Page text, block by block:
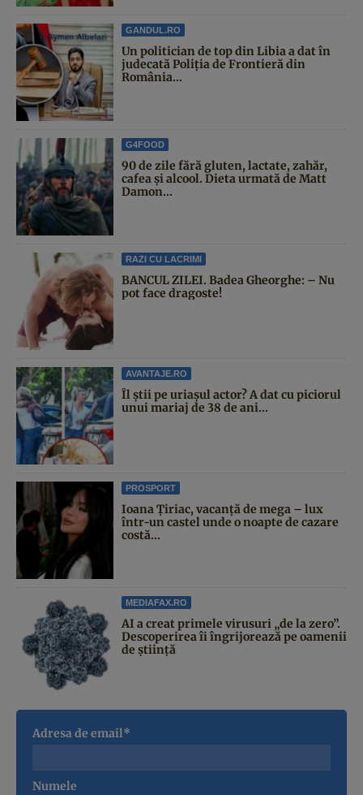
GANDUL.RO
Un politician de top din Libia a dat în
judecată Poliția de Frontieră din
România...
G4FOOD
90 de zile fără gluten, lactate, zahăr,
cafea și alcool. Dieta urmată de Matt
Damon...
RAZI CU LACRIMI
BANCUL ZILEI. Badea Gheorghe: – Nu
pot face dragoste!
AVANTAJE.RO
Îl știi pe uriașul actor? A dat cu piciorul
unui mariaj de 38 de ani...
PROSPORT
Ioana Țiriac, vacanță de mega – lux
într-un castel unde o noapte de cazare
costă...
MEDIAFAX.RO
AI a creat primele virusuri „de la zero”.
Descoperirea îi îngrijorează pe oamenii
de știință
Adresa de email*
Numele